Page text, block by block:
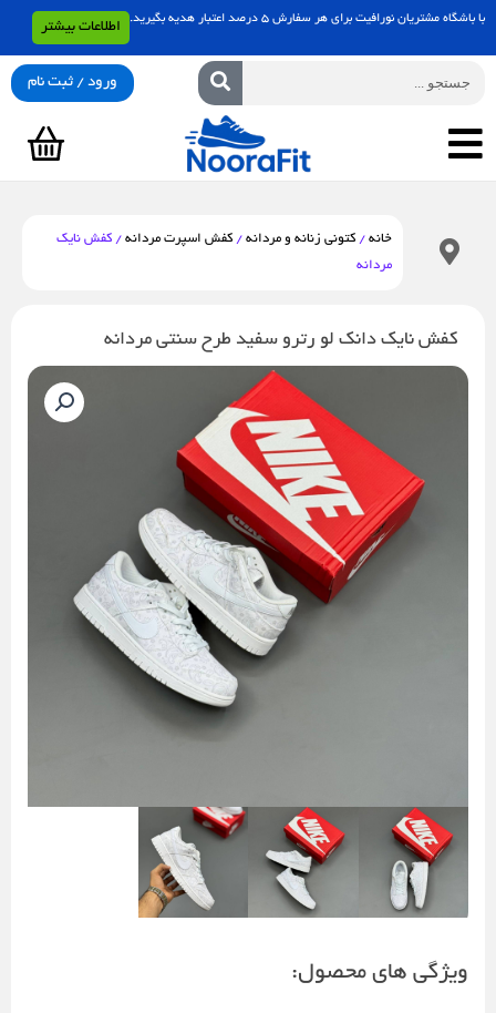
پرش
با باشگاه مشتریان نورافیت برای هر سفارش 5 درصد اعتبار هدیه بگیرید.
اطلاعات بیشتر
ورود / ثبت نام
سبد
خانه /کتونی زنانه و مردانه /کفش اسپرت مردانه / کفش نایک
مردانه
کفش نایک دانک لو رترو سفید طرح سنتی مردانه
ویژگی های محصول: